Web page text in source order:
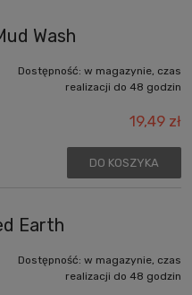
Wash
Dostępność: w magazynie, czas
realizacji do 48 godzin
19,49 zł
DO KOSZYKA
Earth
Dostępność: w magazynie, czas
realizacji do 48 godzin